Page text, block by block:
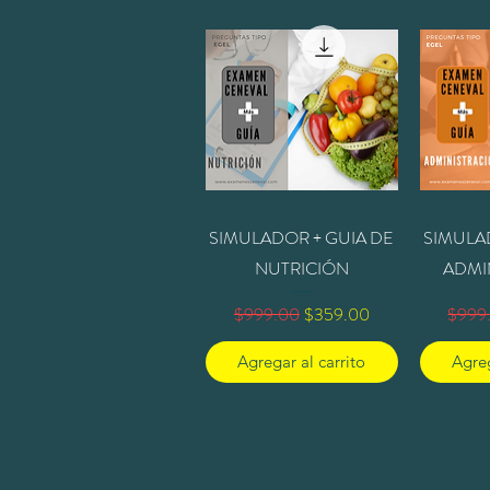
Vista rápida
SIMULADOR + GUIA DE
NUTRICIÓN
Precio
$999.00 Precio de oferta
$359.00
Agregar al carrito
Precio